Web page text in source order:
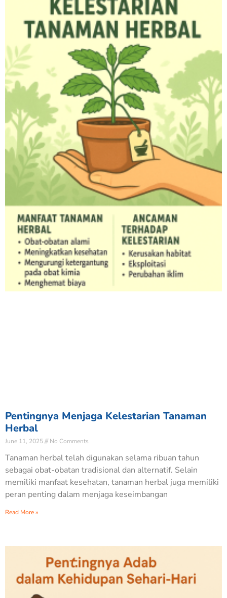
Pentingnya Menjaga Kelestarian Tanaman
Herbal
June 11, 2025 No Comments
Tanaman herbal telah digunakan selama ribuan tahun
sebagai obat-obatan tradisional dan alternatif. Selain
memiliki manfaat kesehatan, tanaman herbal juga memiliki
peran penting dalam menjaga keseimbangan
Read More »